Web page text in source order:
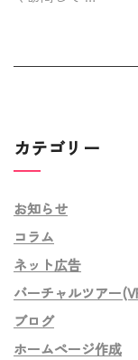
カテゴリー
お知らせ
コラム
ネット広告
バーチャルツアー
ブログ
ホームページ作成